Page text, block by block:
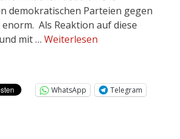
demokratischen Parteien gegen
Als Reaktion auf diese
mit … Weiterlesen
WhatsApp
Telegram